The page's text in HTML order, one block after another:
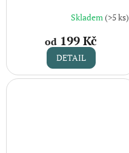
Skladem(>5 ks)
od 199 Kč
DETAIL